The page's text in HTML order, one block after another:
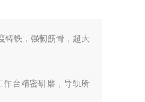
铸铁，强韧筋骨，超大
作台精密研磨，导轨所